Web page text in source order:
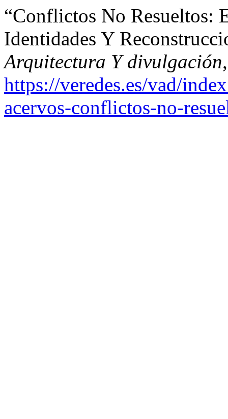
“Conflictos No Resueltos:
Identidades Y
Arquitectura Y divulgación
https://veredes.es/vad/
acervos-conflictos-no-